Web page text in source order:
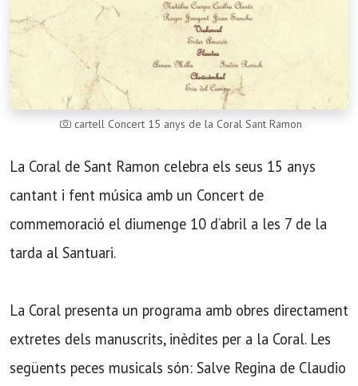
cartell Concert 15 anys de la Coral Sant Ramon
La Coral de Sant Ramon celebra els seus 15 anys
cantant i fent música amb un Concert de
commemoració el diumenge 10 d’abril a les 7 de la
tarda al Santuari.
La Coral presenta un programa amb obres directament
extretes dels manuscrits, inèdites per a la Coral. Les
següents peces musicals són: Salve Regina de Claudio